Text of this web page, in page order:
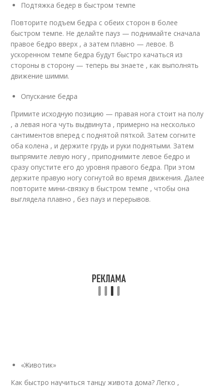
Подтяжка бедер в быстром темпе
Повторите подъем бедра с обеих сторон в более
быстром темпе. Не делайте пауз — поднимайте сначала
правое бедро вверх , а затем плавно — левое. В
ускоренном темпе бедра будут быстро качаться из
стороны в сторону — теперь вы знаете , как выполнять
движение шимми.
Опускание бедра
Примите исходную позицию — правая нога стоит на полу
, а левая нога чуть выдвинута , примерно на несколько
сантиментов вперед с поднятой пяткой. Затем согните
оба колена , и держите грудь и руки поднятыми. Затем
выпрямите левую ногу , приподнимите левое бедро и
сразу опустите его до уровня правого бедра. При этом
держите правую ногу согнутой во время движения. Далее
повторите мини-связку в быстром темпе , чтобы она
выглядела плавно , без пауз и перерывов.
«Животик»
Как быстро научиться танцу живота дома? Легко ,